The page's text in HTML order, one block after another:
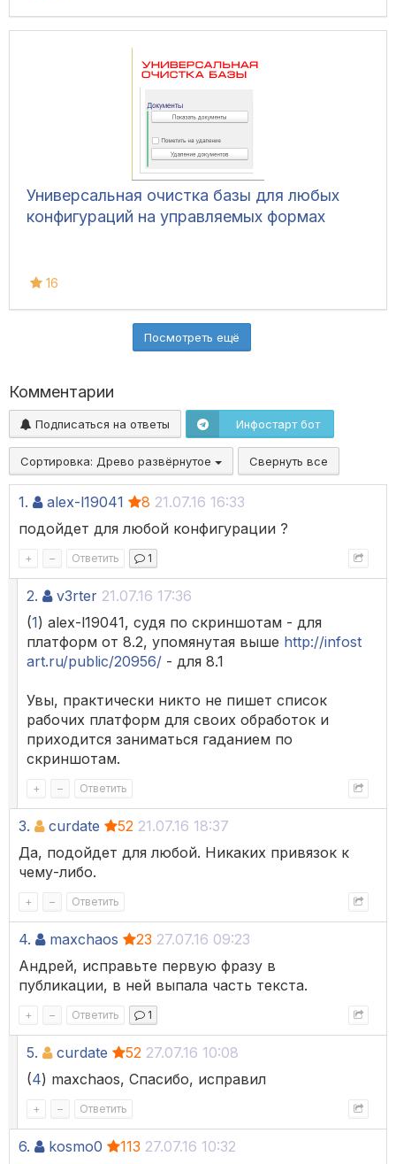
Универсальная очистка базы для любых
конфигураций на управляемых формах
16
Посмотреть ещё
Комментарии
Подписаться на ответы Инфостарт бот
Сортировка: Древо развёрнутое Свернуть все
1. alex-l19041 8 21.07.16 16:33
подойдет для любой конфигурации ?
+ – Ответить 1
2. v3rter 21.07.16 17:36
(1) alex-l19041, судя по скриншотам - для
платформ от 8.2, упомянутая выше http://infost
art.ru/public/20956/ - для 8.1
Увы, практически никто не пишет список
рабочих платформ для своих обработок и
приходится заниматься гаданием по
скриншотам.
+ – Ответить
3. curdate 52 21.07.16 18:37
Да, подойдет для любой. Никаких привязок к
чему-либо.
+ – Ответить
4. maxchaos 23 27.07.16 09:23
Андрей, исправьте первую фразу в
публикации, в ней выпала часть текста.
+ – Ответить 1
5. curdate 52 27.07.16 10:08
(4) maxchaos, Спасибо, исправил
+ – Ответить
6. kosmo0 113 27.07.16 10:32